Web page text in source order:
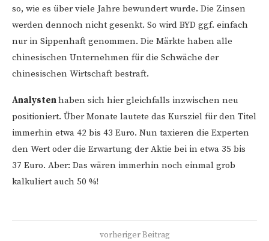
so, wie es über viele Jahre bewundert wurde. Die Zinsen
werden dennoch nicht gesenkt. So wird BYD ggf. einfach
nur in Sippenhaft genommen. Die Märkte haben alle
chinesischen Unternehmen für die Schwäche der
chinesischen Wirtschaft bestraft.
Analystenhaben sich hier gleichfalls inzwischen neu
positioniert. Über Monate lautete das Kursziel für den Titel
immerhin etwa 42 bis 43 Euro. Nun taxieren die Experten
den Wert oder die Erwartung der Aktie bei in etwa 35 bis
37 Euro. Aber: Das wären immerhin noch einmal grob
kalkuliert auch 50 %!
vorheriger Beitrag